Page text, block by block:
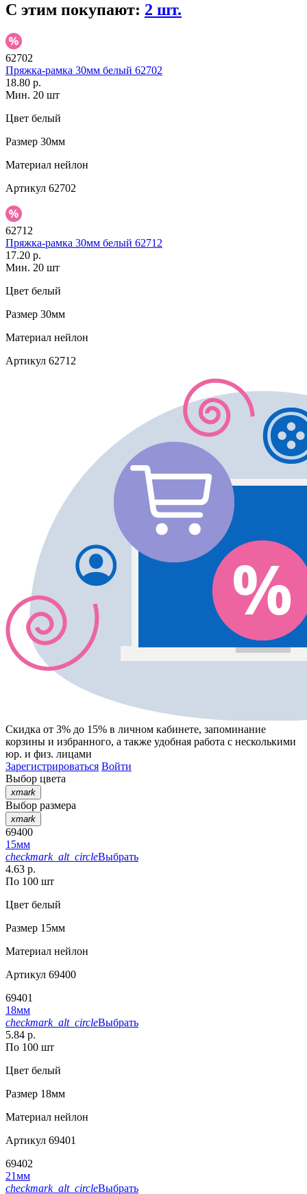
С этим покупают: 2 шт.
62702
Пряжка-рамка 30мм белый 62702
18.80 р.
Мин. 20 шт
Цвет белый
Размер 30мм
Материал нейлон
Артикул 62702
62712
Пряжка-рамка 30мм белый 62712
17.20 р.
Мин. 20 шт
Цвет белый
Размер 30мм
Материал нейлон
Артикул 62712
Скидка от 3% до 15% в личном кабинете, запоминание
корзины и избранного, а также удобная работа с несколькими
юр. и физ. лицами
Зарегистрироваться Войти
Выбор цвета
xmark
Выбор размера
xmark
69400
15мм
checkmark_alt_circleВыбрать
4.63 р.
По 100 шт
Цвет белый
Размер 15мм
Материал нейлон
Артикул 69400
69401
18мм
checkmark_alt_circleВыбрать
5.84 р.
По 100 шт
Цвет белый
Размер 18мм
Материал нейлон
Артикул 69401
69402
21мм
checkmark_alt_circleВыбрать